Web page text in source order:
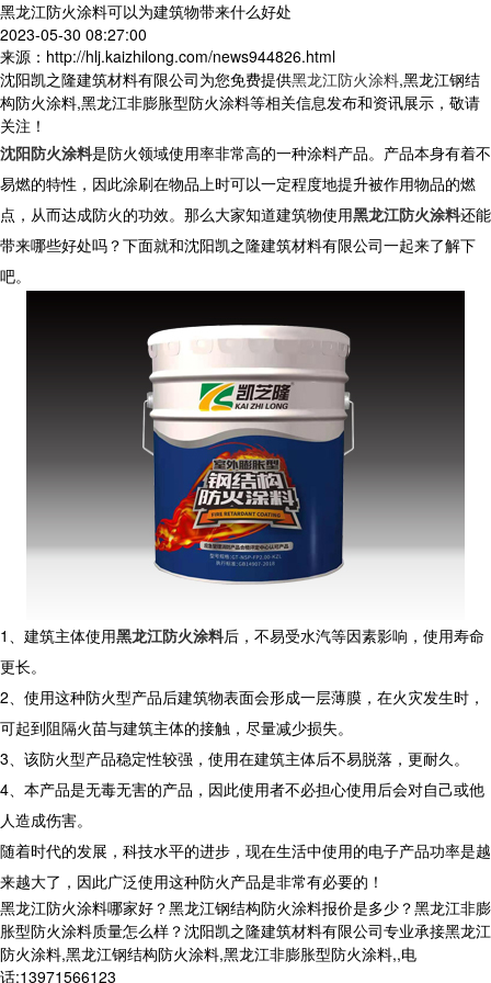
黑龙江防火涂料可以为建筑物带来什么好处
2023-05-30 08:27:00
来源：http://hlj.kaizhilong.com/news944826.html
沈阳凯之隆建筑材料有限公司为您免费提供黑龙江防火涂料,黑龙江钢结
构防火涂料,黑龙江非膨胀型防火涂料等相关信息发布和资讯展示，敬请
关注！
沈阳防火涂料是防火领域使用率非常高的一种涂料产品。产品本身有着不
易燃的特性，因此涂刷在物品上时可以一定程度地提升被作用物品的燃
点，从而达成防火的功效。那么大家知道建筑物使用黑龙江防火涂料还能
带来哪些好处吗？下面就和沈阳凯之隆建筑材料有限公司一起来了解下
吧。
1、建筑主体使用黑龙江防火涂料后，不易受水汽等因素影响，使用寿命
更长。
2、使用这种防火型产品后建筑物表面会形成一层薄膜，在火灾发生时，
可起到阻隔火苗与建筑主体的接触，尽量减少损失。
3、该防火型产品稳定性较强，使用在建筑主体后不易脱落，更耐久。
4、本产品是无毒无害的产品，因此使用者不必担心使用后会对自己或他
人造成伤害。
随着时代的发展，科技水平的进步，现在生活中使用的电子产品功率是越
来越大了，因此广泛使用这种防火产品是非常有必要的！
黑龙江防火涂料哪家好？黑龙江钢结构防火涂料报价是多少？黑龙江非膨
胀型防火涂料质量怎么样？沈阳凯之隆建筑材料有限公司专业承接黑龙江
防火涂料,黑龙江钢结构防火涂料,黑龙江非膨胀型防火涂料,,电
话:13971566123